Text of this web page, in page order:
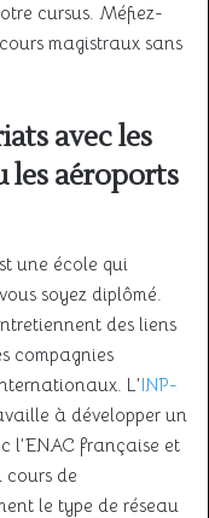
cursus. Méfiez-
magistraux sans
avec les
les aéroports
une école qui
soyez diplômé.
des liens
compagnies
L’INP-
à développer un
l’ENAC française et
cours de
le type de réseau